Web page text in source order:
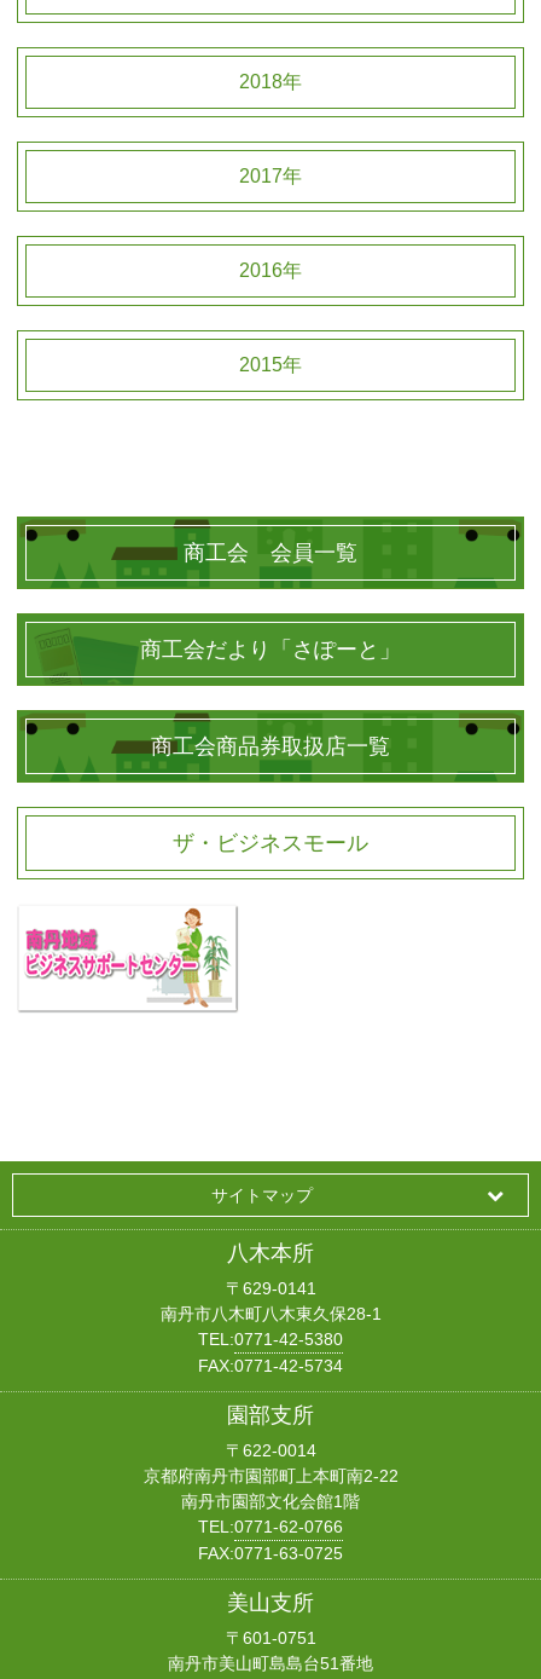
2018年
2017年
2016年
2015年
商工会 会員一覧
商工会だより「さぽーと」
商工会商品券取扱店一覧
ザ・ビジネスモール
サイトマップ
八木本所
〒629-0141
南丹市八木町八木東久保28-1
TEL:0771-42-5380
FAX:0771-42-5734
園部支所
〒622-0014
京都府南丹市園部町上本町南2-22
南丹市園部文化会館1階
TEL:0771-62-0766
FAX:0771-63-0725
美山支所
〒601-0751
南丹市美山町島島台51番地